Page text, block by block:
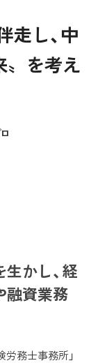
走し、中
〟を考え
かし、経
融資業務
務士事務所」